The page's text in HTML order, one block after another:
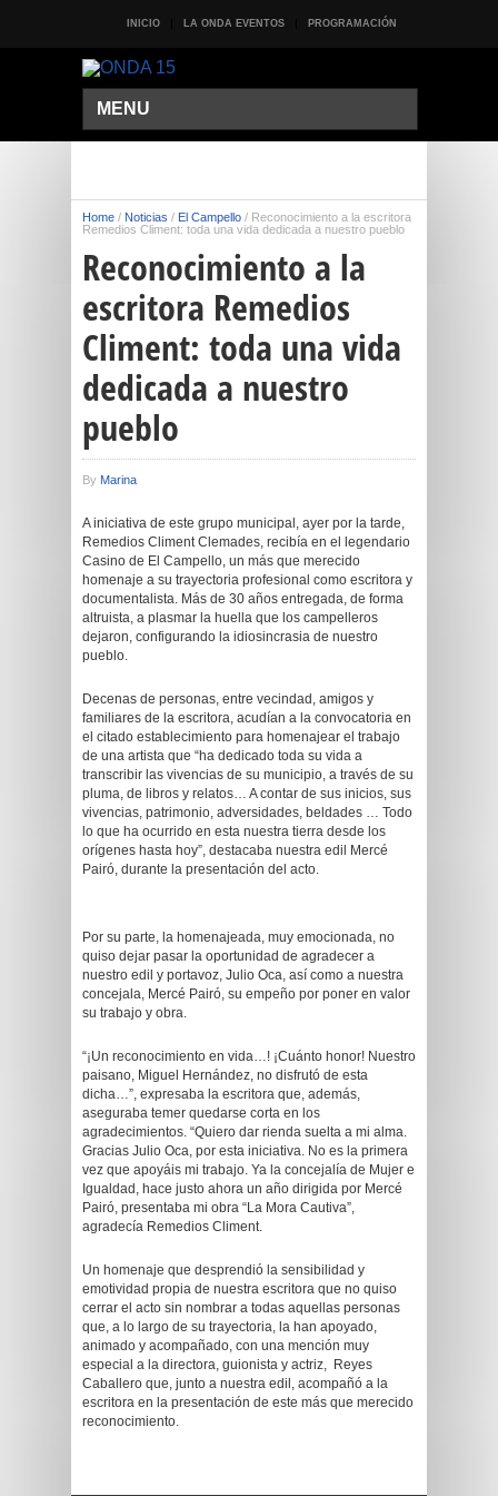
INICIO LA ONDA EVENTOS PROGRAMACIÓN
MENU
Home / Noticias / El Campello / Reconocimiento a la escritora
Remedios Climent: toda una vida dedicada a nuestro pueblo
Reconocimiento a la
escritora Remedios
Climent: toda una vida
dedicada a nuestro
pueblo
By Marina
A iniciativa de este grupo municipal, ayer por la tarde,
Remedios Climent Clemades, recibía en el legendario
Casino de El Campello, un más que merecido
homenaje a su trayectoria profesional como escritora y
documentalista. Más de 30 años entregada, de forma
altruista, a plasmar la huella que los campelleros
dejaron, configurando la idiosincrasia de nuestro
pueblo.
Decenas de personas, entre vecindad, amigos y
familiares de la escritora, acudían a la convocatoria en
el citado establecimiento para homenajear el trabajo
de una artista que “ha dedicado toda su vida a
transcribir las vivencias de su municipio, a través de su
pluma, de libros y relatos… A contar de sus inicios, sus
vivencias, patrimonio, adversidades, beldades … Todo
lo que ha ocurrido en esta nuestra tierra desde los
orígenes hasta hoy”, destacaba nuestra edil Mercé
Pairó, durante la presentación del acto.
Por su parte, la homenajeada, muy emocionada, no
quiso dejar pasar la oportunidad de agradecer a
nuestro edil y portavoz, Julio Oca, así como a nuestra
concejala, Mercé Pairó, su empeño por poner en valor
su trabajo y obra.
“¡Un reconocimiento en vida…! ¡Cuánto honor! Nuestro
paisano, Miguel Hernández, no disfrutó de esta
dicha…”, expresaba la escritora que, además,
aseguraba temer quedarse corta en los
agradecimientos. “Quiero dar rienda suelta a mi alma.
Gracias Julio Oca, por esta iniciativa. No es la primera
vez que apoyáis mi trabajo. Ya la concejalía de Mujer e
Igualdad, hace justo ahora un año dirigida por Mercé
Pairó, presentaba mi obra “La Mora Cautiva”,
agradecía Remedios Climent.
Un homenaje que desprendió la sensibilidad y
emotividad propia de nuestra escritora que no quiso
cerrar el acto sin nombrar a todas aquellas personas
que, a lo largo de su trayectoria, la han apoyado,
animado y acompañado, con una mención muy
especial a la directora, guionista y actriz, Reyes
Caballero que, junto a nuestra edil, acompañó a la
escritora en la presentación de este más que merecido
reconocimiento.